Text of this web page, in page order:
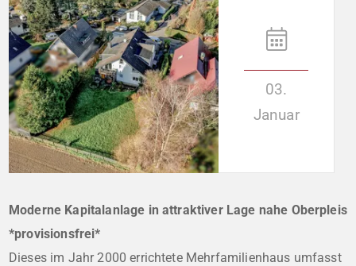
03.
Januar
Moderne Kapitalanlage in attraktiver Lage nahe Oberpleis
*provisionsfrei*
Dieses im Jahr 2000 errichtete Mehrfamilienhaus umfasst